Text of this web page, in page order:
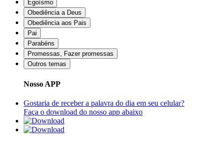
Egoísmo
Obediência a Deus
Obediência aos Pais
Pai
Parabéns
Promessas, Fazer promessas
Outros temas
Nosso APP
Gostaria de receber a palavra do dia em seu celular?
Faça o download do nosso app abaixo